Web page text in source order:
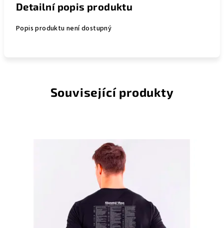
Detailní popis produktu
Popis produktu není dostupný
Související produkty